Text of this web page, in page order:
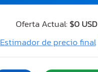
Oferta Actual: $0 USD
Estimador de precio final